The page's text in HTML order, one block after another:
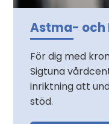
Astma- och
För dig med
Sigtuna
inriktning att
stöd.